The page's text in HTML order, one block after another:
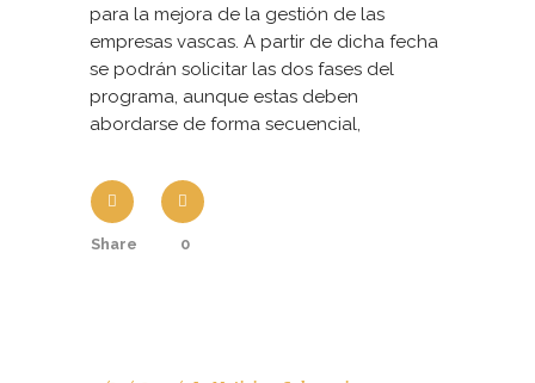
para la mejora de la gestión de las
empresas vascas. A partir de dicha fecha
se podrán solicitar las dos fases del
programa, aunque estas deben
abordarse de forma secuencial,
Share 0